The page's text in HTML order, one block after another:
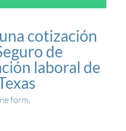
cotización
de
laboral de
form.